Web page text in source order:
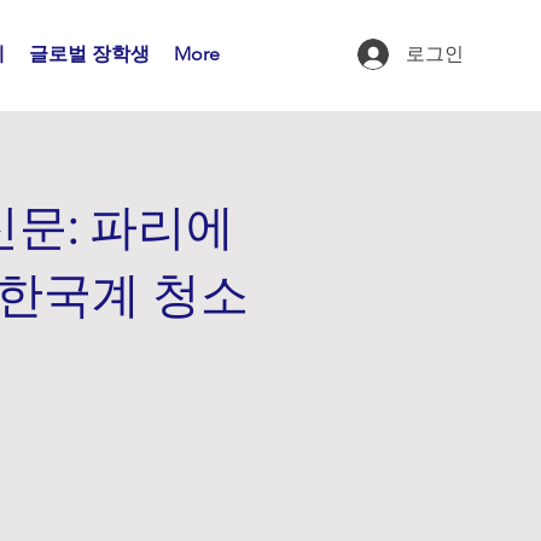
글로벌 장학생 More 로그인
: 파리에
국계 청소